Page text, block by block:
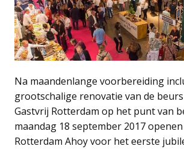
Na maandenlange voorbereiding
grootschalige renovatie van de
Gastvrij Rotterdam op het punt van
maandag 18 september 2017
Rotterdam Ahoy voor het eerste